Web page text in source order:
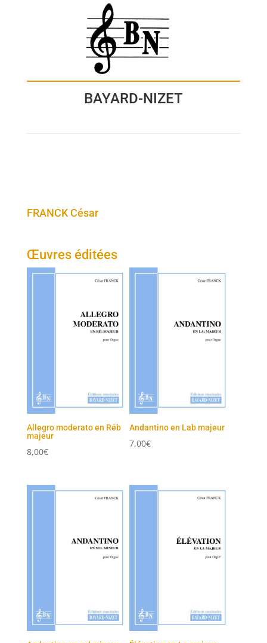
BAYARD-NIZET
FRANCK César
Œuvres éditées
Allegro moderato en Réb
majeur
8,00€
Andantino en Lab majeur
7,00€